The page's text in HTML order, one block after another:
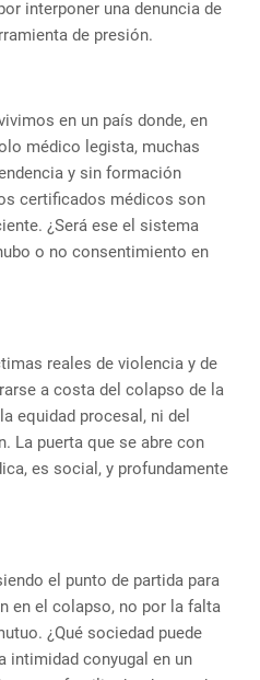
interponer una denuncia de
de presión.
en un país donde, en
médico legista, muchas
y sin formación
certificados médicos son
¿Será ese el sistema
o no consentimiento en
reales de violencia y de
a costa del colapso de la
equidad procesal, ni del
La puerta que se abre con
es social, y profundamente
el punto de partida para
en el colapso, no por la falta
¿Qué sociedad puede
intimidad conyugal en un